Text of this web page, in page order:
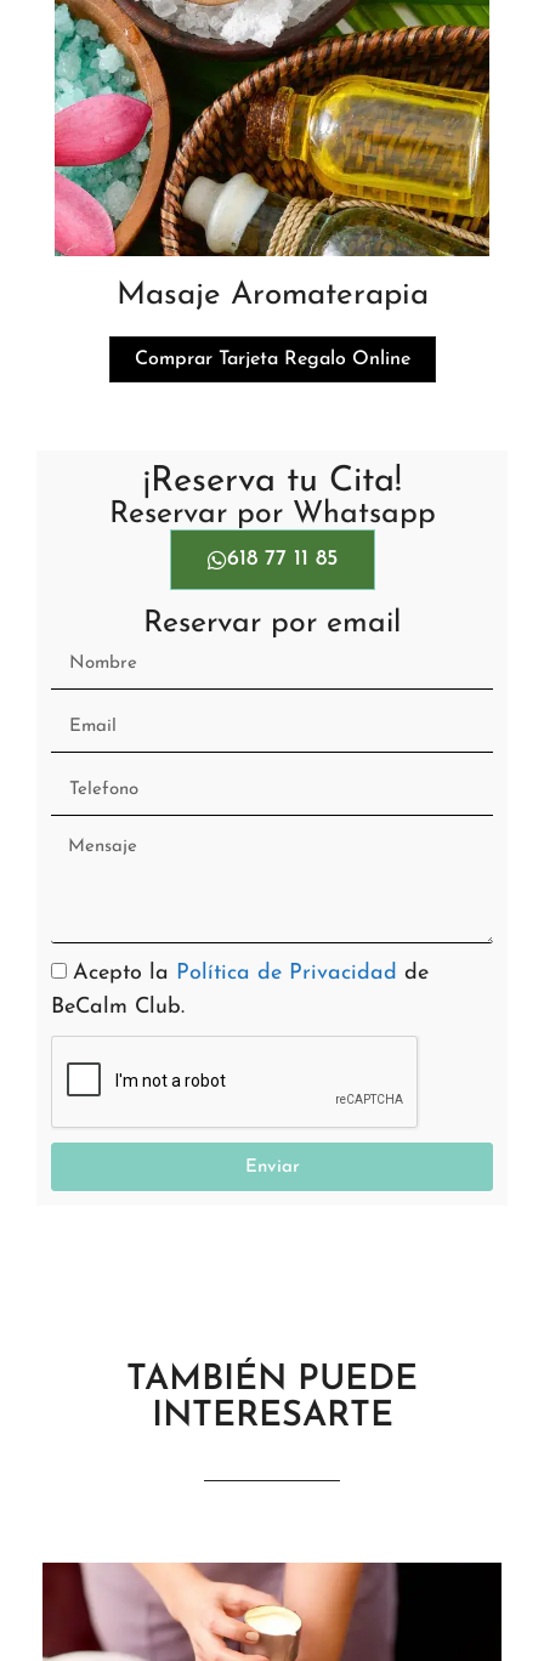
Masaje Aromaterapia
Comprar Tarjeta Regalo Online
¡Reserva tu Cita!
Reservar por Whatsapp
618 77 11 85
Reservar por email
Acepto la Política de Privacidad de
BeCalm Club.
Enviar
TAMBIÉN PUEDE
INTERESARTE